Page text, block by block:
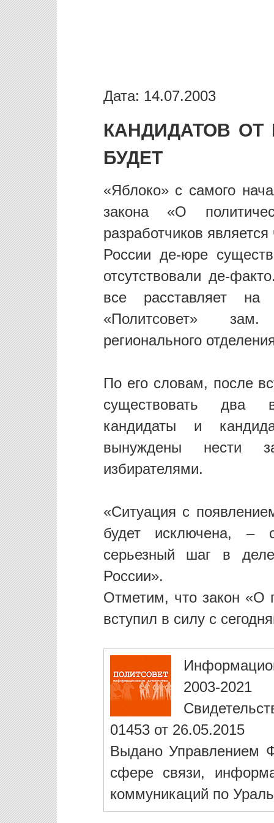
Дата: 14.07.2003
КАНДИДАТОВ ОТ
БУДЕТ
«Яблоко» с самого
закона «О
разработчиков
России де-юре
отсутствовали де-
все расставляет
«Политсовет» зам.
регионального
По его словам, после
существовать два
кандидаты и
вынуждены нести
избирателями.
«Ситуация с
будет исключена, –
серьезный шаг в
России».
Отметим, что закон «О
вступил в силу с
2003-2021
01453 от 26.05.2015
Выдано Управлением
сфере связи,
коммуникаций по